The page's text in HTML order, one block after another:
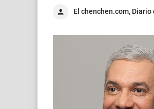
El chenchen.com,